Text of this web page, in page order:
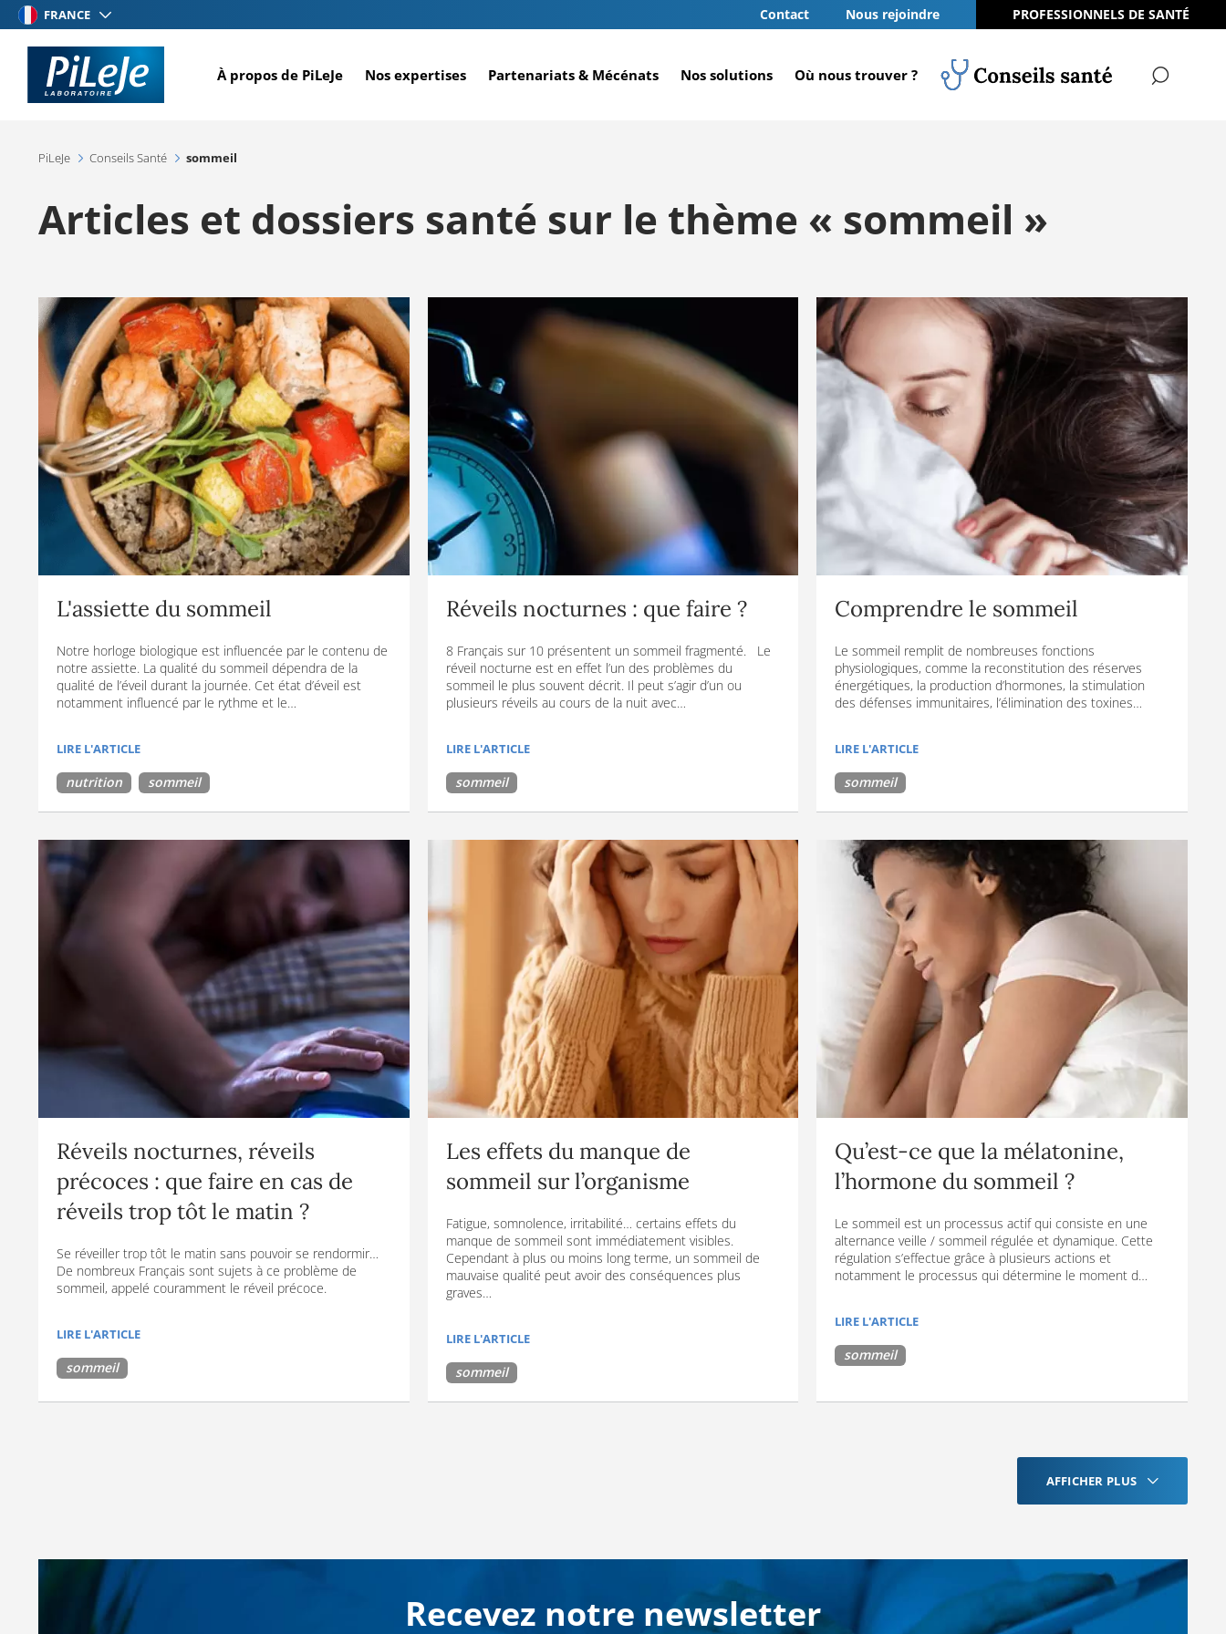
Aller
contenu
principal
FRANCE Contact Nous rejoindre PROFESSIONNELS DE SANTÉ
À propos de PiLeJe Nos expertises Partenariats & Mécénats Nos solutions
Où nous trouver ?
PiLeJe Conseils Santé sommeil
Articles et dossiers santé sur le thème « sommeil »
L'assiette du sommeil
Notre horloge biologique est influencée par le contenu de
notre assiette. La qualité du sommeil dépendra de la
qualité de l’éveil durant la journée. Cet état d’éveil est
notamment influencé par le rythme et le…
LIRE L'ARTICLE
nutrition sommeil
Réveils nocturnes : que faire ?
8 Français sur 10 présentent un sommeil fragmenté. Le
réveil nocturne est en effet l’un des problèmes du
sommeil le plus souvent décrit. Il peut s’agir d’un ou
plusieurs réveils au cours de la nuit avec…
LIRE L'ARTICLE
sommeil
Comprendre le sommeil
Le sommeil remplit de nombreuses fonctions
physiologiques, comme la reconstitution des réserves
énergétiques, la production d’hormones, la stimulation
des défenses immunitaires, l’élimination des toxines…
LIRE L'ARTICLE
sommeil
Réveils nocturnes, réveils
précoces : que faire en cas de
réveils trop tôt le matin ?
Se réveiller trop tôt le matin sans pouvoir se rendormir…
De nombreux Français sont sujets à ce problème de
sommeil, appelé couramment le réveil précoce.
LIRE L'ARTICLE
sommeil
Les effets du manque de
sommeil sur l’organisme
Fatigue, somnolence, irritabilité… certains effets du
manque de sommeil sont immédiatement visibles.
Cependant à plus ou moins long terme, un sommeil de
mauvaise qualité peut avoir des conséquences plus
graves…
LIRE L'ARTICLE
sommeil
Qu’est-ce que la mélatonine,
l’hormone du sommeil ?
Le sommeil est un processus actif qui consiste en une
alternance veille / sommeil régulée et dynamique. Cette
régulation s’effectue grâce à plusieurs actions et
notamment le processus qui détermine le moment d…
LIRE L'ARTICLE
sommeil
AFFICHER PLUS
Recevez notre newsletter